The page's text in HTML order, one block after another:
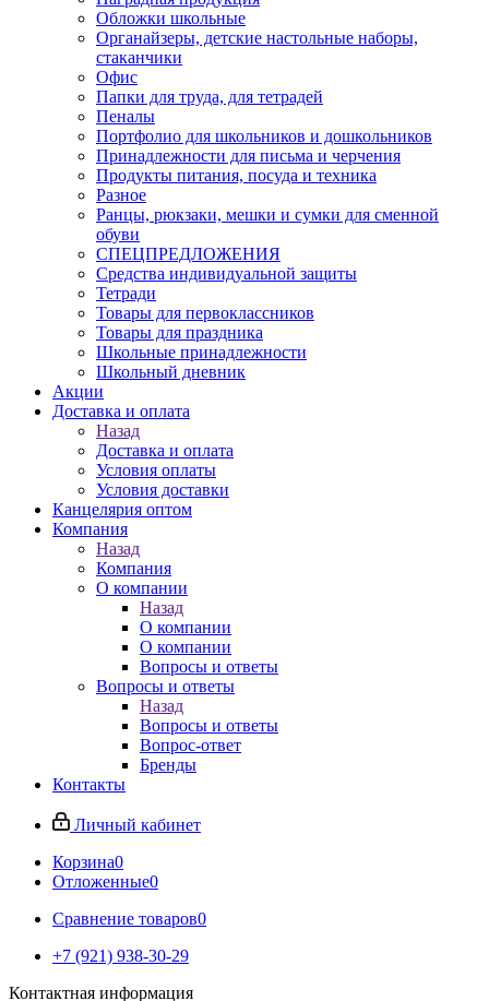
Обложки школьные
Органайзеры, детские настольные наборы,
стаканчики
Офис
Папки для труда, для тетрадей
Пеналы
Портфолио для школьников и дошкольников
Принадлежности для письма и черчения
Продукты питания, посуда и техника
Разное
Ранцы, рюкзаки, мешки и сумки для сменной
обуви
СПЕЦПРЕДЛОЖЕНИЯ
Средства индивидуальной защиты
Тетради
Товары для первоклассников
Товары для праздника
Школьные принадлежности
Школьный дневник
Акции
Доставка и оплата
Назад
Доставка и оплата
Условия оплаты
Условия доставки
Канцелярия оптом
Компания
Назад
Компания
О компании
Назад
О компании
О компании
Вопросы и ответы
Вопросы и ответы
Назад
Вопросы и ответы
Вопрос-ответ
Бренды
Контакты
Личный кабинет
Корзина0
Отложенные0
Сравнение товаров0
+7 (921) 938-30-29
Контактная информация